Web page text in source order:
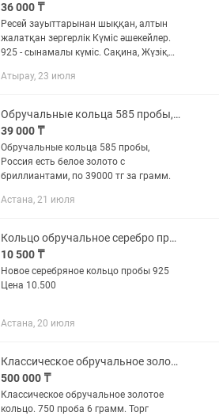
36 000 ₸
Ресей зауыттарынан шыққан, алтын
жалатқан зергерлік Күміс әшекейлер.
925 - сынамалы күміс. Сақина, Жүзік,
балалар сырғалары. Этикеткада бәрі
Атырау, 23 июля
Обручальные кольца 585 пробы, Россия,
39 000 ₸
Обручальные кольца 585 пробы,
Россия есть белое золото с
бриллиантами, по 39000 тг за грамм.
Астана, 21 июля
Кольцо обручальное серебро проба 925
10 500 ₸
Новое серебряное кольцо пробы 925
Цена 10.500
Астана, 20 июля
Классическое обручальное золотое кольцо
500 000 ₸
Классическое обручальное золотое
кольцо. 750 проба 6 грамм. Торг